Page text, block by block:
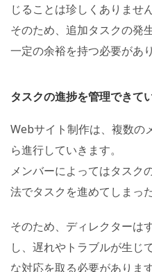
じることは珍しくありません
そのため、追加タスクの発
一定の余裕を持つ必要があり
タスクの進捗を管理できて
Webサイト制作は、複数の
ら進行していきます。
メンバーによってはタスク
法でタスクを進めてしまっ
そのため、ディレクターは
し、遅れやトラブルが生じ
な対応を取る必要があります